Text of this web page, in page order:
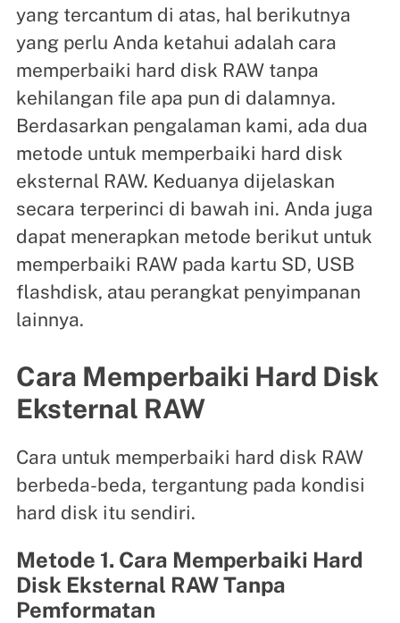
yang tercantum di atas, hal berikutnya
yang perlu Anda ketahui adalah cara
memperbaiki hard disk RAW tanpa
kehilangan file apa pun di dalamnya.
Berdasarkan pengalaman kami, ada dua
metode untuk memperbaiki hard disk
eksternal RAW. Keduanya dijelaskan
secara terperinci di bawah ini. Anda juga
dapat menerapkan metode berikut untuk
memperbaiki RAW pada kartu SD, USB
flashdisk, atau perangkat penyimpanan
lainnya.
Cara Memperbaiki Hard Disk
Eksternal RAW
Cara untuk memperbaiki hard disk RAW
berbeda-beda, tergantung pada kondisi
hard disk itu sendiri.
Metode 1. Cara Memperbaiki Hard
Disk Eksternal RAW Tanpa
Pemformatan